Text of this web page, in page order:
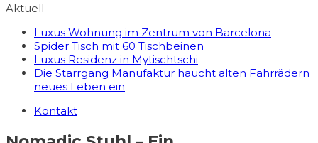
Aktuell
Luxus Wohnung im Zentrum von Barcelona
Spider Tisch mit 60 Tischbeinen
Luxus Residenz in Mytischtschi
Die Starrgang Manufaktur haucht alten Fahrrädern
neues Leben ein
Kontakt